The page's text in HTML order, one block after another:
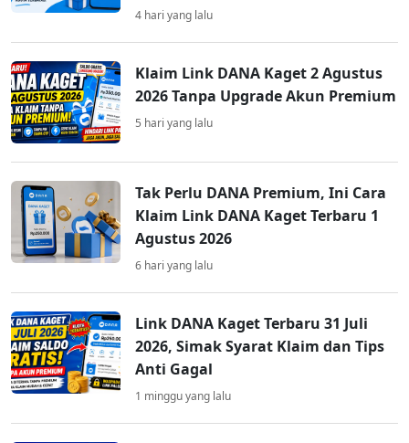
4 hari yang lalu
Klaim Link DANA Kaget 2 Agustus
2026 Tanpa Upgrade Akun Premium
5 hari yang lalu
Tak Perlu DANA Premium, Ini Cara
Klaim Link DANA Kaget Terbaru 1
Agustus 2026
6 hari yang lalu
Link DANA Kaget Terbaru 31 Juli
2026, Simak Syarat Klaim dan Tips
Anti Gagal
1 minggu yang lalu